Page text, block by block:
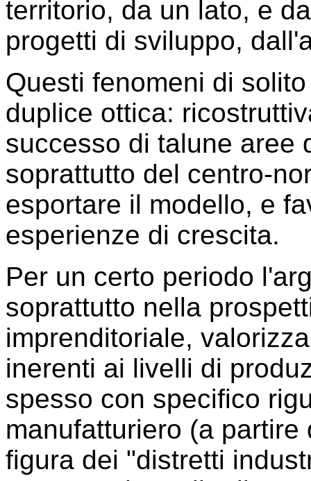
territorio, da un lato, e
progetti di sviluppo,
Questi fenomeni di
duplice ottica:
successo di talune aree
soprattutto del centro-
esportare il modello, e
esperienze di crescita.
Per un certo periodo
soprattutto nella
imprenditoriale,
inerenti ai livelli di
spesso con specifico
manufatturiero (a
figura dei "distretti